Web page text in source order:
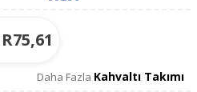
75,61
Daha Fazla Kahvaltı Takımı